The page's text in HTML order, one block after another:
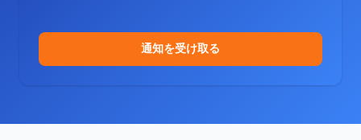
通知を受け取る